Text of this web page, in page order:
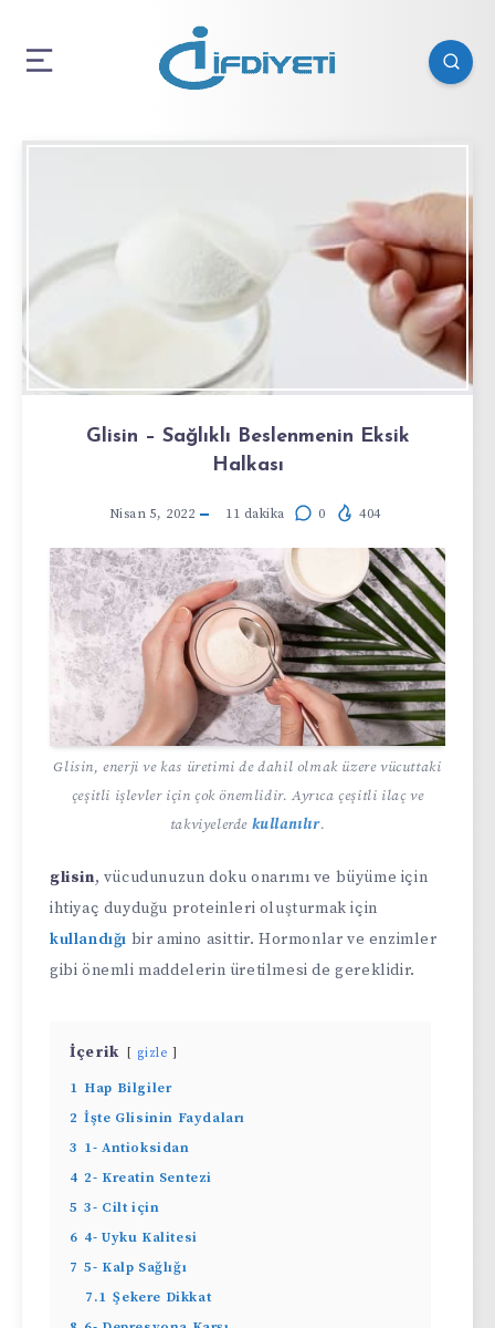
Glisin – Sağlıklı Beslenmenin Eksik
Halkası
Nisan 5, 2022 11 dakika 0 404
Glisin, enerji ve kas üretimi de dahil olmak üzere vücuttaki
çeşitli işlevler için çok önemlidir. Ayrıca çeşitli ilaç ve
takviyelerde kullanılır.
glisin, vücudunuzun doku onarımı ve büyüme için
ihtiyaç duyduğu proteinleri oluşturmak için
kullandığı bir amino asittir. Hormonlar ve enzimler
gibi önemli maddelerin üretilmesi de gereklidir.
İçerik gizle
1 Hap Bilgiler
2 İşte Glisinin Faydaları
3 1- Antioksidan
4 2- Kreatin Sentezi
5 3- Cilt için
6 4- Uyku Kalitesi
7 5- Kalp Sağlığı
7.1 Şekere Dikkat